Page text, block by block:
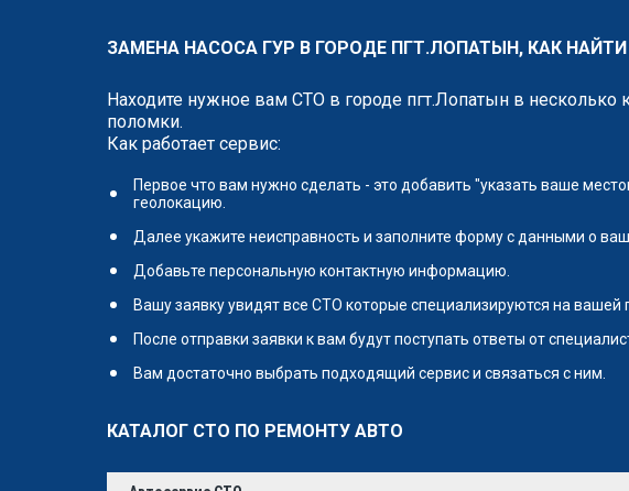
ЗАМЕНА НАСОСА ГУР В ГОРОДЕ ПГТ.ЛОПАТЫН, КАК
Находите нужное вам СТО в городе пгт.Лопатын в несколько
поломки.
Как работает сервис:
Первое что вам нужно сделать - это добавить "указать ваше
геолокацию.
Далее укажите неисправность и заполните форму с данными о
Добавьте персональную контактную информацию.
Вашу заявку увидят все СТО которые специализируются на вашей
После отправки заявки к вам будут поступать ответы от
Вам достаточно выбрать подходящий сервис и связаться с ним.
КАТАЛОГ СТО ПО РЕМОНТУ АВТО